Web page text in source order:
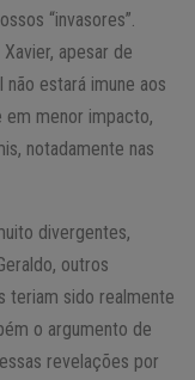
“invasores”.
apesar de
estará imune aos
em menor impacto,
notadamente nas
divergentes,
outros
teriam sido realmente
o argumento de
revelações por